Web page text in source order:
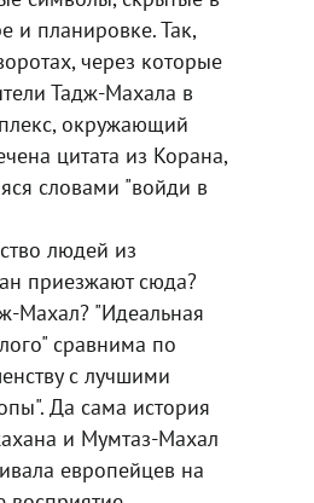
и планировке. Так,
через которые
Тадж-Махала в
окружающий
цитата из Корана,
словами "войди в
людей из
приезжают сюда?
Махал? "Идеальная
сравнима по
с лучшими
Да сама история
и Мумтаз-Махал
европейцев на